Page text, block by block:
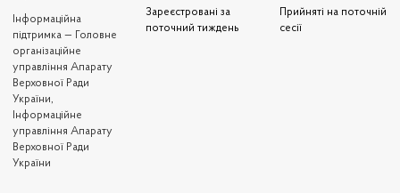
Iнформаційна
підтримка — Головне
організаційне
управління Апарату
Верховної Ради
України,
Інформаційне
управління Апарату
Верховної Ради
України
Зареєстровані за
поточний тиждень
Прийняті на поточній
сесії